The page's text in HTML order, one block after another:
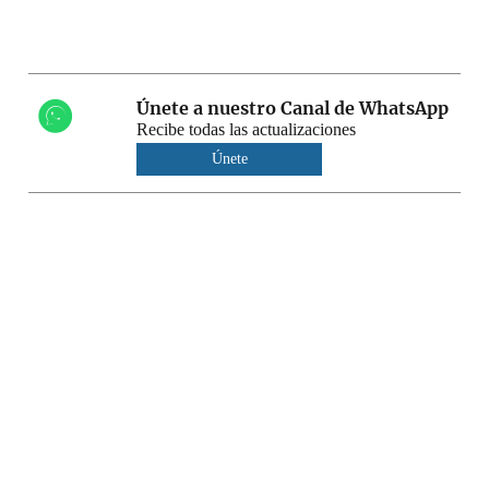
Únete a nuestro Canal de WhatsApp
Recibe todas las actualizaciones
Únete